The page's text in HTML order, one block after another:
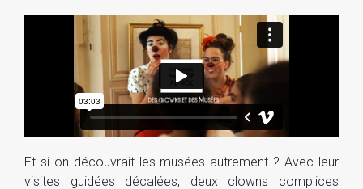
Et si on découvrait les musées autrement ? Avec leur
visites guidées décalées, deux clowns complices